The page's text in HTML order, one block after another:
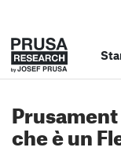
Prusament
che è un